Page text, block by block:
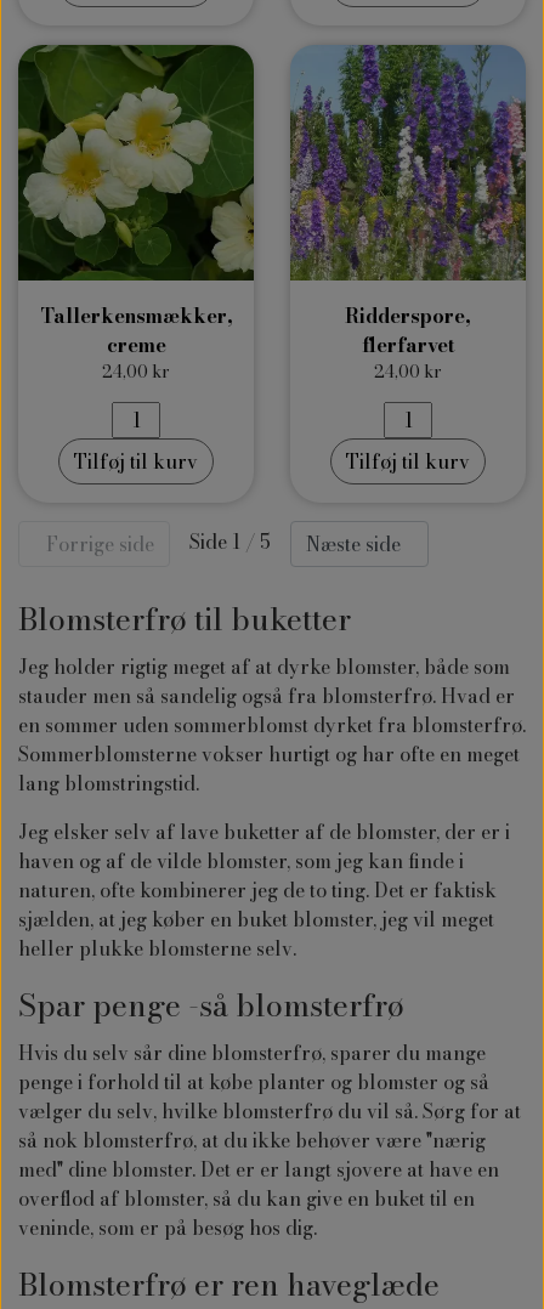
Tallerkensmækker,
creme
24,00 kr
Tilføj til kurv
Ridderspore,
flerfarvet
24,00 kr
Tilføj til kurv
Forrige side Side 1 / 5 Næste side
Blomsterfrø til buketter
Jeg holder rigtig meget af at dyrke blomster, både som
stauder men så sandelig også fra blomsterfrø. Hvad er
en sommer uden sommerblomst dyrket fra blomsterfrø.
Sommerblomsterne vokser hurtigt og har ofte en meget
lang blomstringstid.
Jeg elsker selv af lave buketter af de blomster, der er i
haven og af de vilde blomster, som jeg kan finde i
naturen, ofte kombinerer jeg de to ting. Det er faktisk
sjælden, at jeg køber en buket blomster, jeg vil meget
heller plukke blomsterne selv.
Spar penge -så blomsterfrø
Hvis du selv sår dine blomsterfrø, sparer du mange
penge i forhold til at købe planter og blomster og så
vælger du selv, hvilke blomsterfrø du vil så. Sørg for at
så nok blomsterfrø, at du ikke behøver være "nærig
med" dine blomster. Det er er langt sjovere at have en
overflod af blomster, så du kan give en buket til en
veninde, som er på besøg hos dig.
Blomsterfrø er ren haveglæde